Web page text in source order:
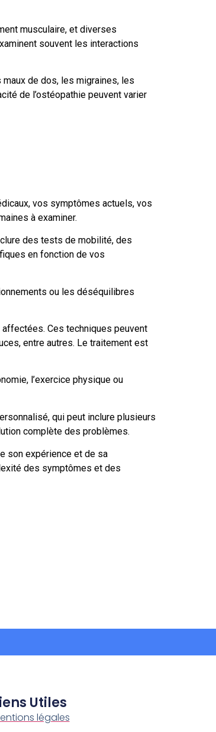
musculaire, et diverses
souvent les interactions
de dos, les migraines, les
de l’ostéopathie peuvent varier
vos symptômes actuels, vos
à examiner.
des tests de mobilité, des
en fonction de vos
ou les déséquilibres
Ces techniques peuvent
entre autres. Le traitement est
l’exercice physique ou
qui peut inclure plusieurs
complète des problèmes.
son expérience et de sa
des symptômes et des
Utiles
légales